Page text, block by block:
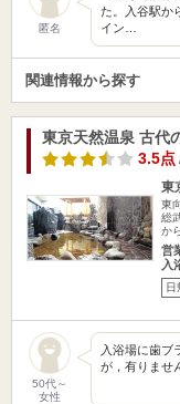
匿名
た。入谷駅か
イン…
関連情報から探す
東京天然温泉 古代
3.5点
東
東
総
か
営
入
日
50代～
女性
入浴場に歯ブ
が，有りませ